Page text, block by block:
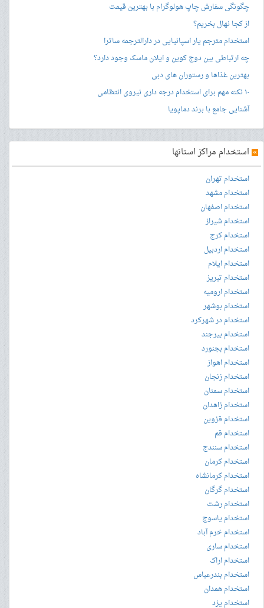
چگونگی سفارش چاپ هولوگرام با بهترین قیمت
از کجا نهال بخریم؟
استخدام مترجم یار اسپانیایی در دارالترجمه ساترا
چه ارتباطی بین دوج کوین و ایلان ماسک وجود دارد؟
بهترین غذاها و رستوران های دبی
۱۰ نکته مهم برای استخدام درجه داری نیروی انتظامی
آشنایی جامع با برند دماپویا
» استخدام مراکز استانها
استخدام تهران
استخدام مشهد
استخدام اصفهان
استخدام شیراز
استخدام کرج
استخدام اردبیل
استخدام ایلام
استخدام تبریز
استخدام ارومیه
استخدام بوشهر
استخدام در شهرکرد
استخدام بیرجند
استخدام بجنورد
استخدام اهواز
استخدام زنجان
استخدام سمنان
استخدام زاهدان
استخدام قزوین
استخدام قم
استخدام سنندج
استخدام کرمان
استخدام کرمانشاه
استخدام گرگان
استخدام رشت
استخدام یاسوج
استخدام خرم آباد
استخدام ساری
استخدام اراک
استخدام بندرعباس
استخدام همدان
استخدام یزد